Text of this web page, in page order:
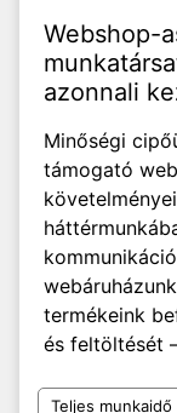
Webshop-
azonnali
Minőségi
támogató
termékeink
és feltöltését
Teljes munkaidő